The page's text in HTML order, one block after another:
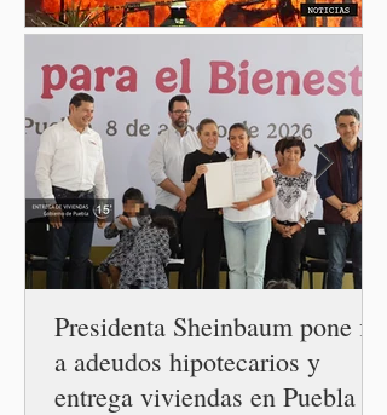
México y Perú. “Es
la orientación política de
los gobiernos —porque hay
orientaciones políticas de
los gobiernos, llegan por
un partido, llegan por otro
— es importante que México
tenga relaciones
diplomáticas con el mu
Presidenta Sheinbaum pone fin
a adeudos hipotecarios y
entrega viviendas en Puebla